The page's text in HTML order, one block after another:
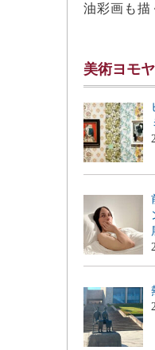
油彩画も描
美術ヨモ